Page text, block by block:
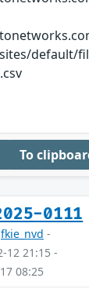
default/
To
0111
fkie_nvd -
12 21:15 -
08:25